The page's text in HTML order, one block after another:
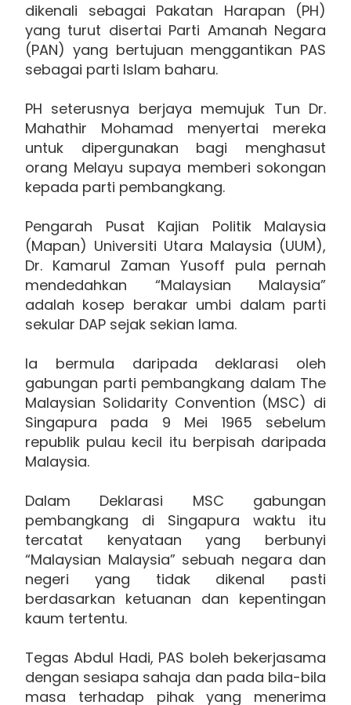
dikenali sebagai Pakatan Harapan (PH)
yang turut disertai Parti Amanah Negara
(PAN) yang bertujuan menggantikan PAS
sebagai parti Islam baharu.
PH seterusnya berjaya memujuk Tun Dr.
Mahathir Mohamad menyertai mereka
untuk dipergunakan bagi menghasut
orang Melayu supaya memberi sokongan
kepada parti pembangkang.
Pengarah Pusat Kajian Politik Malaysia
(Mapan) Universiti Utara Malaysia (UUM),
Dr. Kamarul Zaman Yusoff pula pernah
mendedahkan “Malaysian Malaysia”
adalah kosep berakar umbi dalam parti
sekular DAP sejak sekian lama.
Ia bermula daripada deklarasi oleh
gabungan parti pembangkang dalam The
Malaysian Solidarity Convention (MSC) di
Singapura pada 9 Mei 1965 sebelum
republik pulau kecil itu berpisah daripada
Malaysia.
Dalam Deklarasi MSC gabungan
pembangkang di Singapura waktu itu
tercatat kenyataan yang berbunyi
“Malaysian Malaysia” sebuah negara dan
negeri yang tidak dikenal pasti
berdasarkan ketuanan dan kepentingan
kaum tertentu.
Tegas Abdul Hadi, PAS boleh bekerjasama
dengan sesiapa sahaja dan pada bila-bila
masa terhadap pihak yang menerima